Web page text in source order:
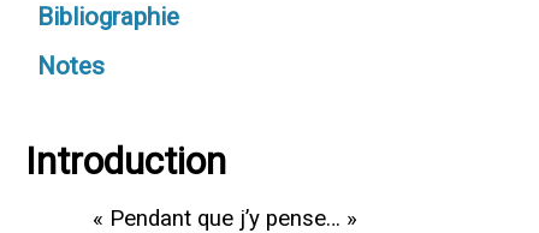
Bibliographie
Notes
Introduction
« Pendant que j’y pense… »